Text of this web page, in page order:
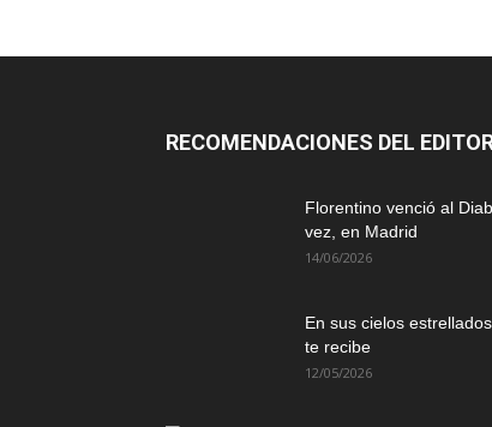
RECOMENDACIONES DEL
Florentino venció al
vez, en Madrid
14/06/2026
En sus cielos
te recibe
12/05/2026